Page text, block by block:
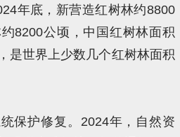
年底，新营造红树林约8800
8200公顷，中国红树林面积
是世界上少数几个红树林面积
保护修复。2024年，自然资